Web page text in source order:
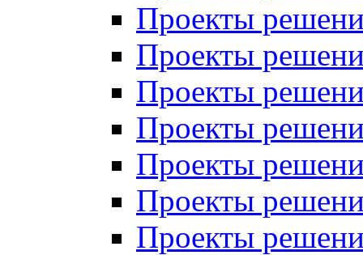
Проекты
Проекты
Проекты
Проекты
Проекты
Проекты
Проекты